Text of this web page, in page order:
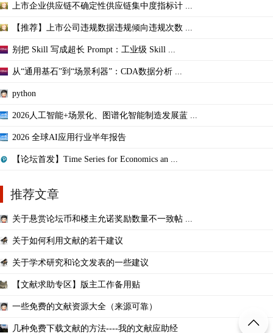
上市企业供应链不确定性供应链集中度指标计 ...
【推荐】上市公司违规数据违规倾向违规次数 ...
别把 Skill 写成超长 Prompt：工业级 Skill ...
从“通用基石”到“场景利器”：CDA数据分析 ...
python
2026人工智能+场景化、图谱化智能制造发展蓝 ...
2026 全球AI应用行业半年报告
【论坛首发】Time Series for Economics an ...
推荐文章
关于悬赏论坛币和楼主允诺奖励数量不一致帖 ...
关于如何利用文献的若干建议
关于学术研究和论文发表的一些建议
【文献求助专区】版主工作备用贴
一些免费的文献资源大全（来源可靠）
几种免费下载文献的方法----我的文献应助经